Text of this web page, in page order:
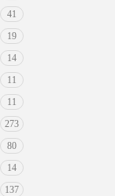
41
19
14
11
11
273
80
14
137